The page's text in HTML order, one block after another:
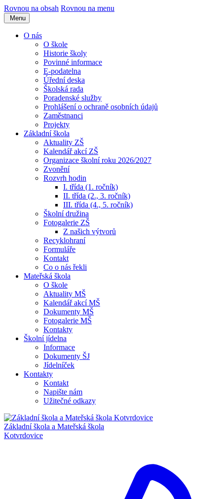
Rovnou na obsah Rovnou na menu
Menu
O nás
O škole
Historie školy
Povinné informace
E-podatelna
Úřední deska
Školská rada
Poradenské služby
Prohlášení o ochraně osobních údajů
Zaměstnanci
Projekty
Základní škola
Aktuality ZŠ
Kalendář akcí ZŠ
Organizace školní roku 2026/2027
Zvonění
Rozvrh hodin
I. třída (1. ročník)
II. třída (2., 3. ročník)
III. třída (4., 5. ročník)
Školní družina
Fotogalerie ZŠ
Z našich výtvorů
Recyklohraní
Formuláře
Kontakt
Co o nás řekli
Mateřská škola
O škole
Aktuality MŠ
Kalendář akcí MŠ
Dokumenty MŠ
Fotogalerie MŠ
Kontakty
Školní jídelna
Informace
Dokumenty ŠJ
Jídelníček
Kontakty
Kontakt
Napište nám
Užitečné odkazy
Základní škola a Mateřská škola
Kotvrdovice